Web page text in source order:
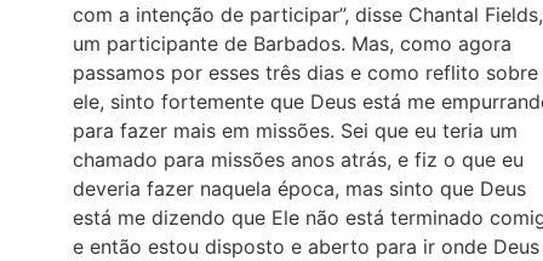
com a intenção de participar”, disse Chantal Fields,
um participante de Barbados. Mas, como agora
passamos por esses três dias e como reflito sobre
ele, sinto fortemente que Deus está me
para fazer mais em missões. Sei que eu teria um
chamado para missões anos atrás, e fiz o que eu
deveria fazer naquela época, mas sinto que Deus
está me dizendo que Ele não está terminado
e então estou disposto e aberto para ir onde Deus